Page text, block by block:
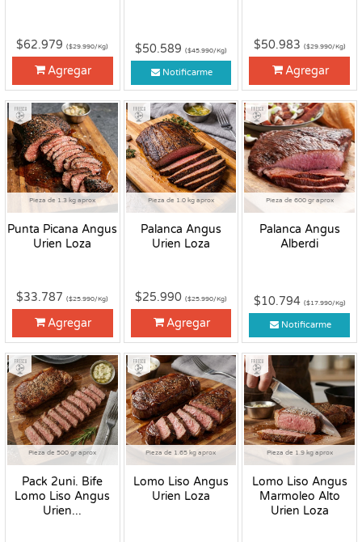
$62.979($29.990/Kg)
Agregar
$50.589 ($45.990/Kg)
Notificarme
$50.983 ($29.990/Kg)
Agregar
Pieza de 1.3 kg aprox
Punta Picana Angus
Urien Loza
Fresco
$33.787($25.990/Kg)
Agregar
Pieza de 1.0 kg aprox
Palanca Angus
Urien Loza
Fresco
$25.990 ($25.990/Kg)
Agregar
Pieza de 600 gr aprox
Palanca Angus
Alberdi
Fresco
$10.794 ($17.990/Kg)
Notificarme
Pieza de 500 gr aprox
Pack 2uni. Bife
Lomo Liso Angus
Urien...
Fresco
Pieza de 1.65 kg aprox
Lomo Liso Angus
Urien Loza
Fresco
Pieza de 1.9 kg aprox
Lomo Liso Angus
Marmoleo Alto
Urien Loza
Fresco